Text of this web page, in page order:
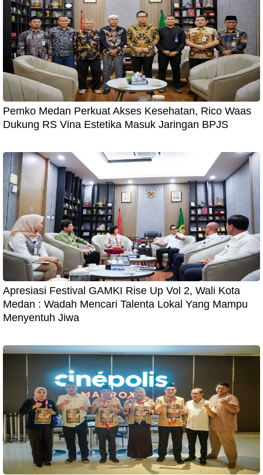
Pemko Medan Perkuat Akses Kesehatan, Rico Waas
Dukung RS Vina Estetika Masuk Jaringan BPJS
Apresiasi Festival GAMKI Rise Up Vol 2, Wali Kota
Medan : Wadah Mencari Talenta Lokal Yang Mampu
Menyentuh Jiwa